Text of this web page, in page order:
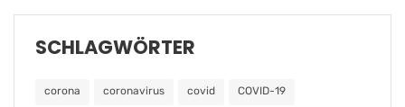
SCHLAGWÖRTER
corona coronavirus covid COVID-19